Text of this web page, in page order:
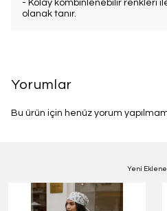
- Kolay kombinlenebilir renkleri
olanak tanır.
Yorumlar
Bu ürün için henüz yorum
Yeni